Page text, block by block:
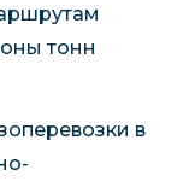
тонн
в